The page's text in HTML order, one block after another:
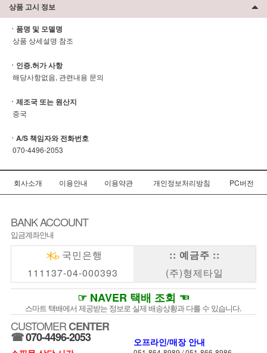
상품 고시 정보
ㆍ품명 및 모델명
상품 상세설명 참조
ㆍ인증.허가 사항
해당사항없음, 관련내용 문의
ㆍ제조국 또는 원산지
중국
ㆍA/S 책임자와 전화번호
070-4496-2053
회사소개 이용안내 이용약관 개인정보처리방침 PC버전
BANK ACCOUNT
입금계좌안내
국민은행
111137-04-000393
:: 예금주 ::
(주)형제타일
☞ NAVER 택배 조회 ☜
스마트 택배에서 제공받는 정보로 실제 배송상황과 다를 수 있습니다.
CUSTOMERCENTER
☎070-4496-2053 오프라인/매장 안내